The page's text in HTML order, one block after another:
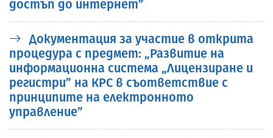
достъп до интернет”
Документация за участие в открита
процедура с предмет: „Развитие на
информационна система „Лицензиране и
регистри” на КРС в съответствие с
принципите на електронното
управление”